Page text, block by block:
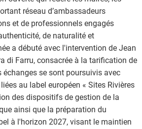
réseau d’ambassadeurs
et de professionnels engagés
de naturalité et
a débuté avec l'intervention de Jean
di Farru, consacrée à la tarification de
échanges se sont poursuivis avec
au label européen « Sites Rivières
des dispositifs de gestion de la
ainsi que la préparation du
à l'horizon 2027, visant le maintien